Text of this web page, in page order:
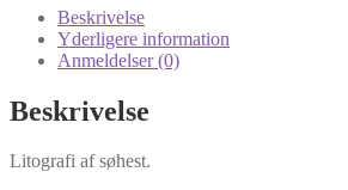
Beskrivelse
Yderligere information
Anmeldelser (0)
Beskrivelse
Litografi af søhest.